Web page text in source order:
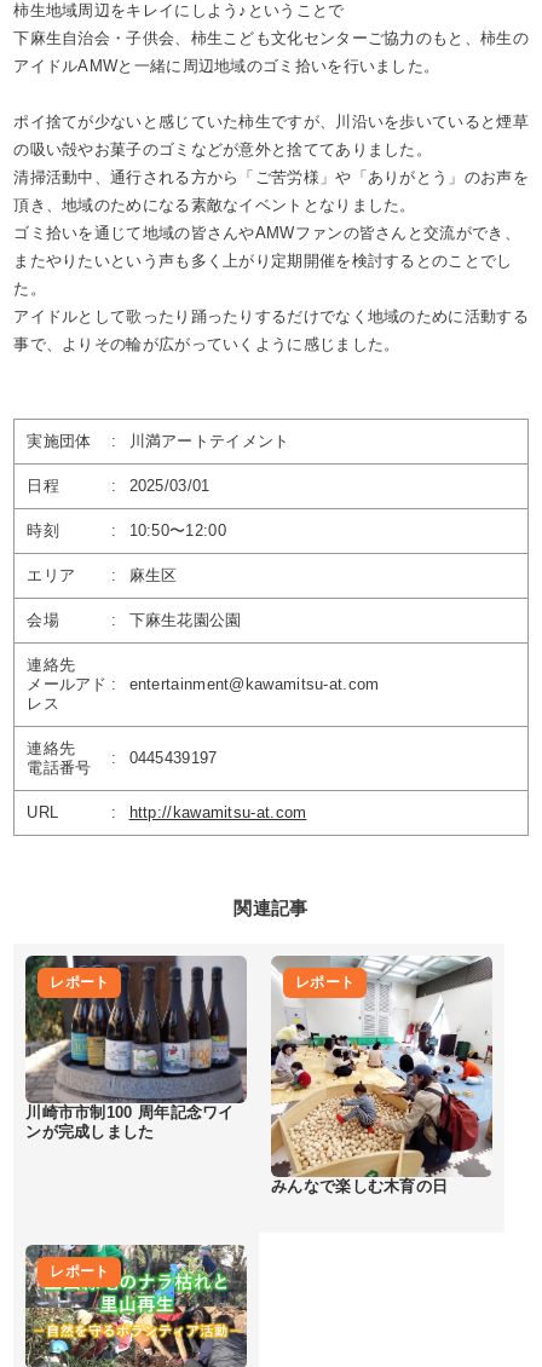
柿生地域周辺をキレイにしよう♪ということで
下麻生自治会・子供会、柿生こども文化センターご協力のもと、柿生の
アイドルAMWと一緒に周辺地域のゴミ拾いを行いました。
ポイ捨てが少ないと感じていた柿生ですが、川沿いを歩いていると煙草
の吸い殻やお菓子のゴミなどが意外と捨ててありました。
清掃活動中、通行される方から「ご苦労様」や「ありがとう」のお声を
頂き、地域のためになる素敵なイベントとなりました。
ゴミ拾いを通じて地域の皆さんやAMWファンの皆さんと交流ができ、
またやりたいという声も多く上がり定期開催を検討するとのことでし
た。
アイドルとして歌ったり踊ったりするだけでなく地域のために活動する
事で、よりその輪が広がっていくように感じました。
実施団体 : 川満アートテイメント
日程 : 2025/03/01
時刻 : 10:50〜12:00
エリア : 麻生区
会場 : 下麻生花園公園
連絡先
メールアド
レス
: entertainment@kawamitsu-at.com
連絡先
電話番号
: 0445439197
URL : http://kawamitsu-at.com
関連記事
レポート
川崎市市制100 周年記念ワイ
ンが完成しました
レポート
みんなで楽しむ木育の日
レポート